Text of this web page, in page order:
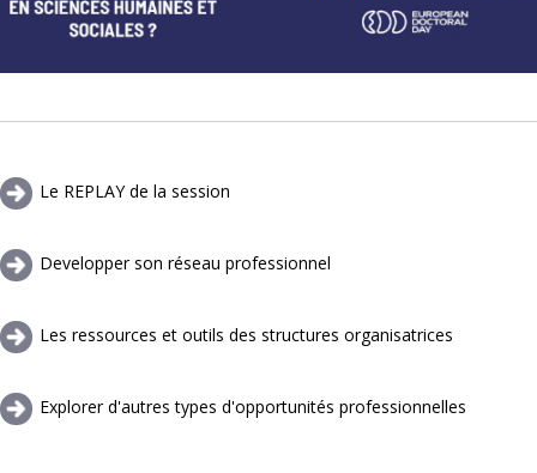
Le REPLAY de la session
Developper son réseau professionnel
Les ressources et outils des structures organisatrices
Explorer d'autres types d'opportunités professionnelles